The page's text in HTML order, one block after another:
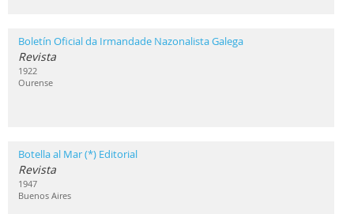
Boletín Oficial da Irmandade Nazonalista Galega
Revista
1922
Ourense
Botella al Mar (*) Editorial
Revista
1947
Buenos Aires